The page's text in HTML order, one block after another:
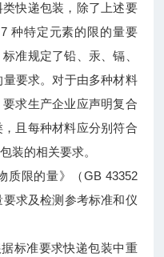
快递包装，除了上述要
种特定元素的限的量要
准规定了铅、汞、镉、
要求。对于由多种材料
求生产企业应声明复合
且每种材料应分别符合
装的相关要求。
质限的量》（GB 43352
求及检测参考标准和仪
标准要求快递包装中重